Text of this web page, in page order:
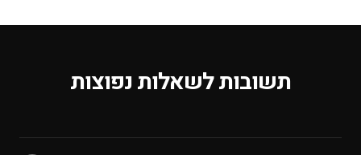
תשובות לשאלות נפוצות